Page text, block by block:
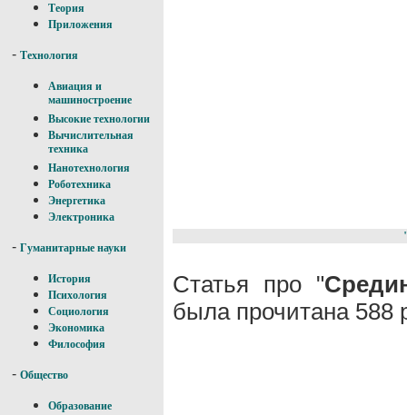
Теория
Приложения
- Технология
Авиация и
машиностроение
Высокие технологии
Вычислительная
техника
Нанотехнология
Роботехника
Энергетика
Электроника
- Гуманитарные науки
История
Психология
Социология
Экономика
Философия
- Общество
Образование
Статья про "
была прочитана 588